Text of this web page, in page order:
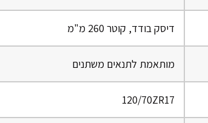
דיסק בודד, קוטר 260 מ"מ
מותאמת לתנאים משתנים
120/70ZR17